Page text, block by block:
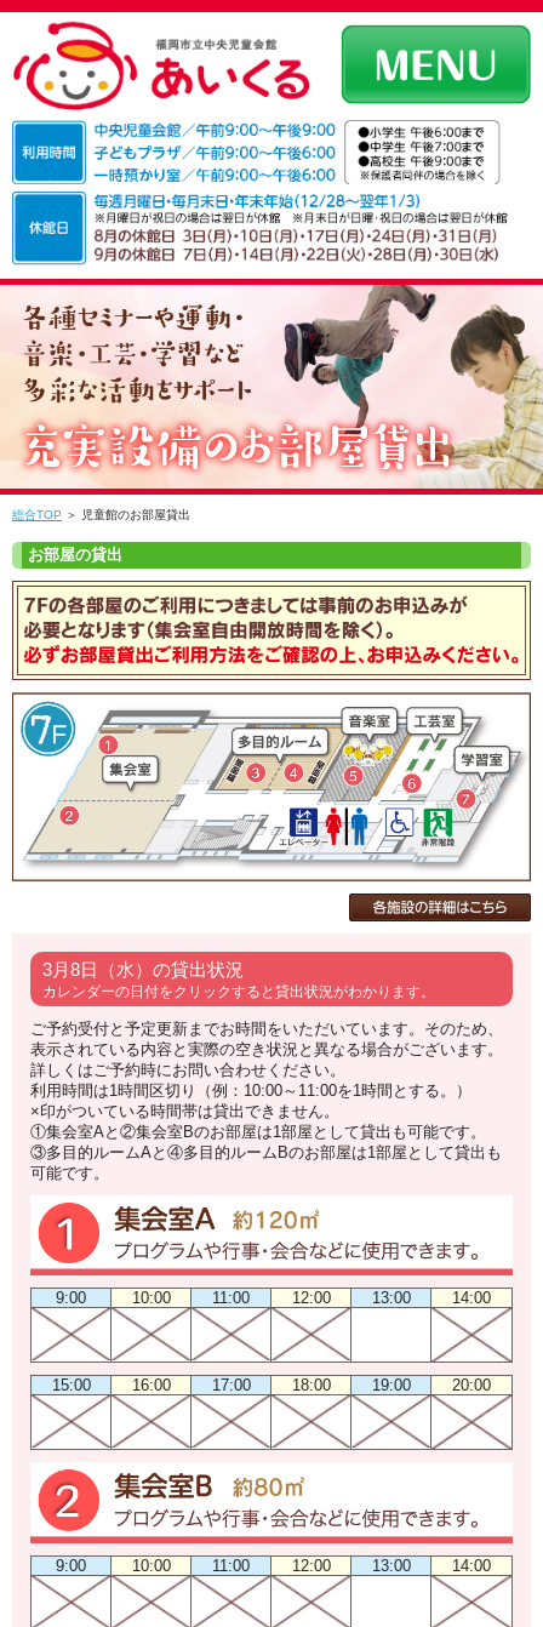
総合TOP ＞ 児童館のお部屋貸出
3月8日（水）の貸出状況
カレンダーの日付をクリックすると貸出状況がわかります。
ご予約受付と予定更新までお時間をいただいています。そのため、
表示されている内容と実際の空き状況と異なる場合がございます。
詳しくはご予約時にお問い合わせください。
利用時間は1時間区切り（例：10:00～11:00を1時間とする。）
×印がついている時間帯は貸出できません。
①集会室Aと②集会室Bのお部屋は1部屋として貸出も可能です。
③多目的ルームAと④多目的ルームBのお部屋は1部屋として貸出も
可能です。
9:00 10:00 11:00 12:00 13:00 14:00
15:00 16:00 17:00 18:00 19:00 20:00
9:00 10:00 11:00 12:00 13:00 14:00